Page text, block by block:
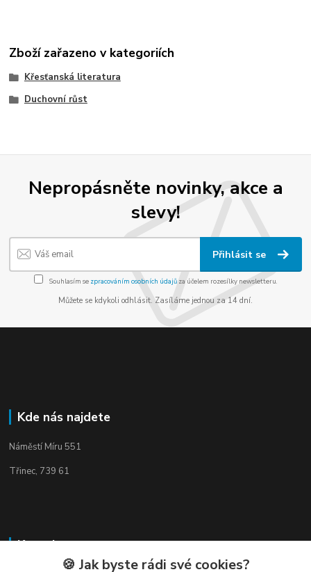
Zboží zařazeno v kategoriích
Křesťanská literatura
Duchovní růst
Nepropásněte novinky, akce a
slevy!
Přihlásit se
Souhlasím se zpracováním osobních údajůza účelem rozesílky newsletteru.
Můžete se kdykoli odhlásit. Zasíláme jednou za 14 dní.
Kde nás najdete
Náměstí Míru 551
Třinec, 739 61
Kontakty
🍪 Jak byste rádi své cookies?